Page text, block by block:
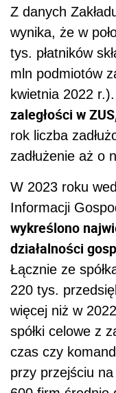
Z danych
wynika, że w
tys. płatników
mln podmiotów
kwietnia 2022 r.).
zaległości w
rok liczba
zadłużenie aż o
W 2023 roku
Informacji
wykreślono
działalności
Łącznie ze
220 tys.
więcej niż w
spółki celowe z
czas czy
przy przejściu